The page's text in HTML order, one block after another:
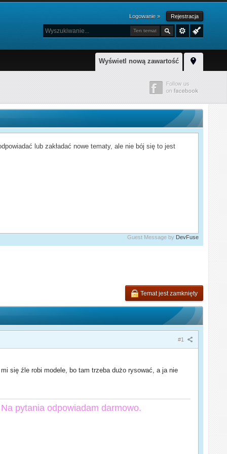
Logowanie » Rejestracja
Ten temat
Wyświetl nową zawartość
lub zakładać nowe tematy, ale nie bój się to jest
Guest Message by DevFuse
Temat jest zamknięty
#1
się źle robi modele, bo tam trzeba dużo rysować, a ja nie
Na pytania odpowiadam darmowo.